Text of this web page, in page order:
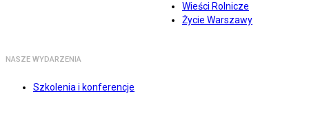
Wieści Rolnicze
Życie Warszawy
NASZE WYDARZENIA
Szkolenia i konferencje